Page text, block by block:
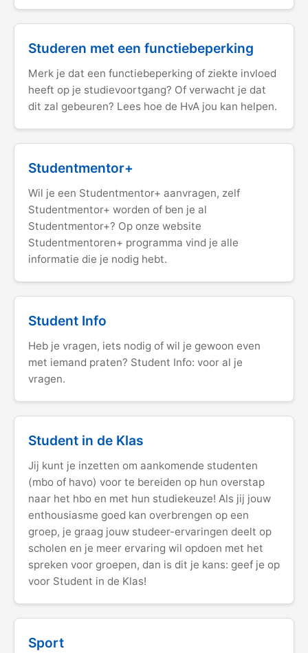
Studeren met een functiebeperking
Merk je dat een functiebeperking of ziekte invloed
heeft op je studievoortgang? Of verwacht je dat
dit zal gebeuren? Lees hoe de HvA jou kan helpen.
Studentmentor+
Wil je een Studentmentor+ aanvragen, zelf
Studentmentor+ worden of ben je al
Studentmentor+? Op onze website
Studentmentoren+ programma vind je alle
informatie die je nodig hebt.
Student Info
Heb je vragen, iets nodig of wil je gewoon even
met iemand praten? Student Info: voor al je
vragen.
Student in de Klas
Jij kunt je inzetten om aankomende studenten
(mbo of havo) voor te bereiden op hun overstap
naar het hbo en met hun studiekeuze! Als jij jouw
enthousiasme goed kan overbrengen op een
groep, je graag jouw studeer-ervaringen deelt op
scholen en je meer ervaring wil opdoen met het
spreken voor groepen, dan is dit je kans: geef je op
voor Student in de Klas!
Sport